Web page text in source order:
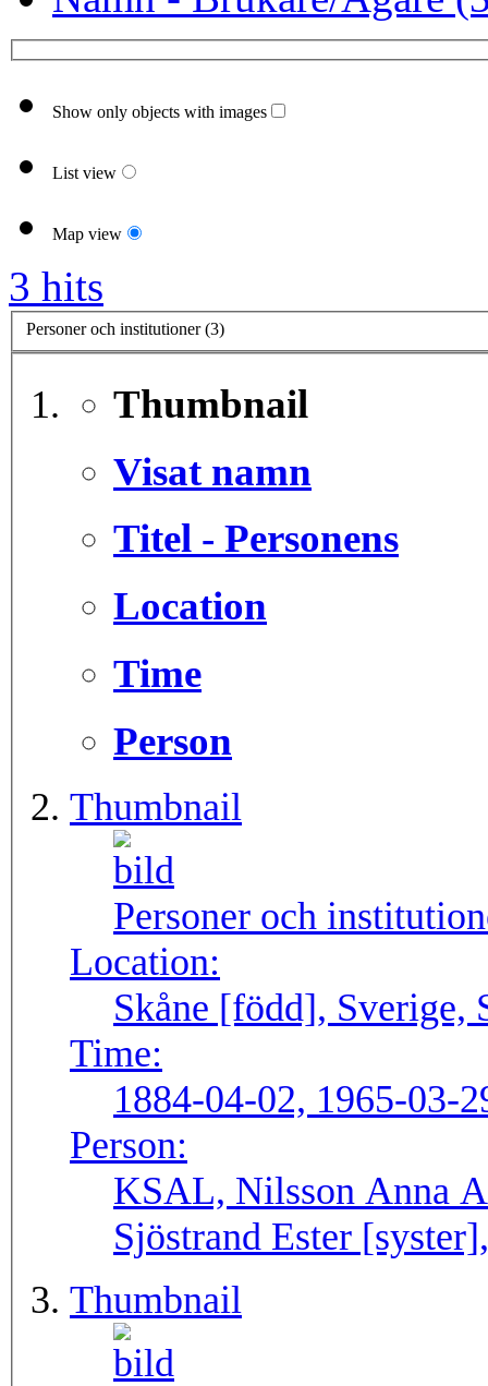
Show only objects with images
List view
Map view
3 hits
Personer och institutioner (3)
Thumbnail
Visat namn
Titel - Personens
Location
Time
Person
Thumbnail
Personer och
Location:
Skåne [född], Sverige,
Time:
1884-04-02, 1965-03-
Person:
KSAL, Nilsson Anna
Sjöstrand Ester
Thumbnail